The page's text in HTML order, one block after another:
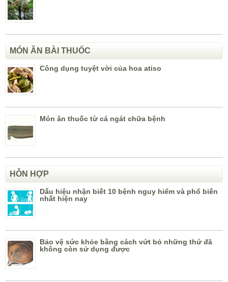
MÓN ĂN BÀI THUỐC
Công dụng tuyệt vời của hoa atiso
Món ăn thuốc từ cá ngát chữa bệnh
HỖN HỢP
Dấu hiệu nhận biết 10 bệnh nguy hiểm và phổ biến
nhất hiện nay
Bảo vệ sức khỏe bằng cách vứt bỏ những thứ đã
không còn sử dụng được